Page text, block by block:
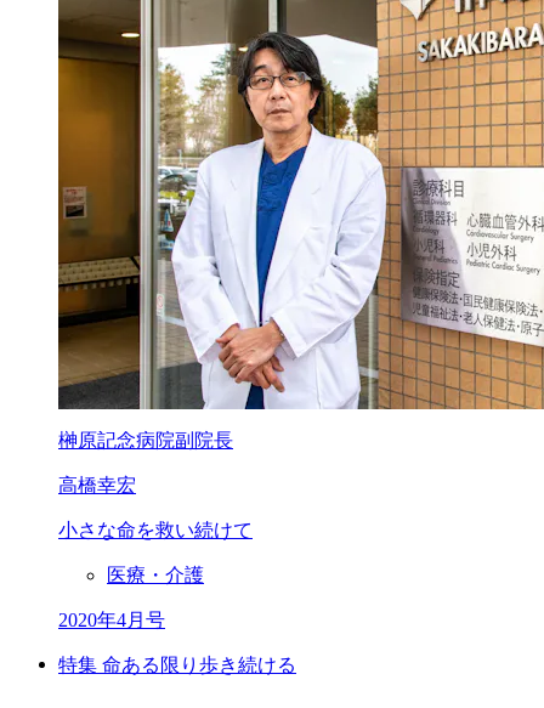
榊原記念病院副院長
高橋幸宏
小さな命を救い続けて
医療・介護
2020年4月号
特集 命ある限り歩き続ける